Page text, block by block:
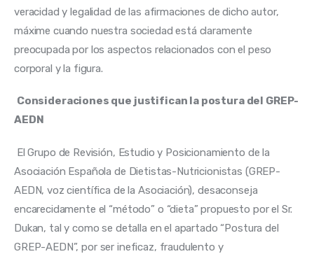
veracidad y legalidad de las afirmaciones de dicho autor,
máxime cuando nuestra sociedad está claramente
preocupada por los aspectos relacionados con el peso
corporal y la figura.
Consideraciones que justifican la postura del GREP-
AEDN
El Grupo de Revisión, Estudio y Posicionamiento de la
Asociación Española de Dietistas-Nutricionistas (GREP-
AEDN, voz científica de la Asociación), desaconseja
encarecidamente el “método” o “dieta” propuesto por el Sr.
Dukan, tal y como se detalla en el apartado “Postura del
GREP-AEDN”, por ser ineficaz, fraudulento y